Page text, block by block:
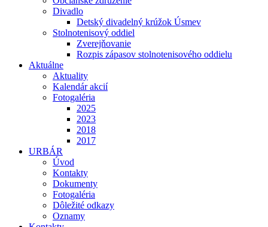
Divadlo
Detský divadelný krúžok Úsmev
Stolnotenisový oddiel
Zverejňovanie
Rozpis zápasov stolnotenisového oddielu
Aktuálne
Aktuality
Kalendár akcií
Fotogaléria
2025
2023
2018
2017
URBÁR
Úvod
Kontakty
Dokumenty
Fotogaléria
Dôležité odkazy
Oznamy